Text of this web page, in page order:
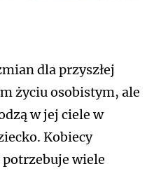
dla przyszłej
życiu osobistym, ale
w jej ciele w
Kobiecy
wiele